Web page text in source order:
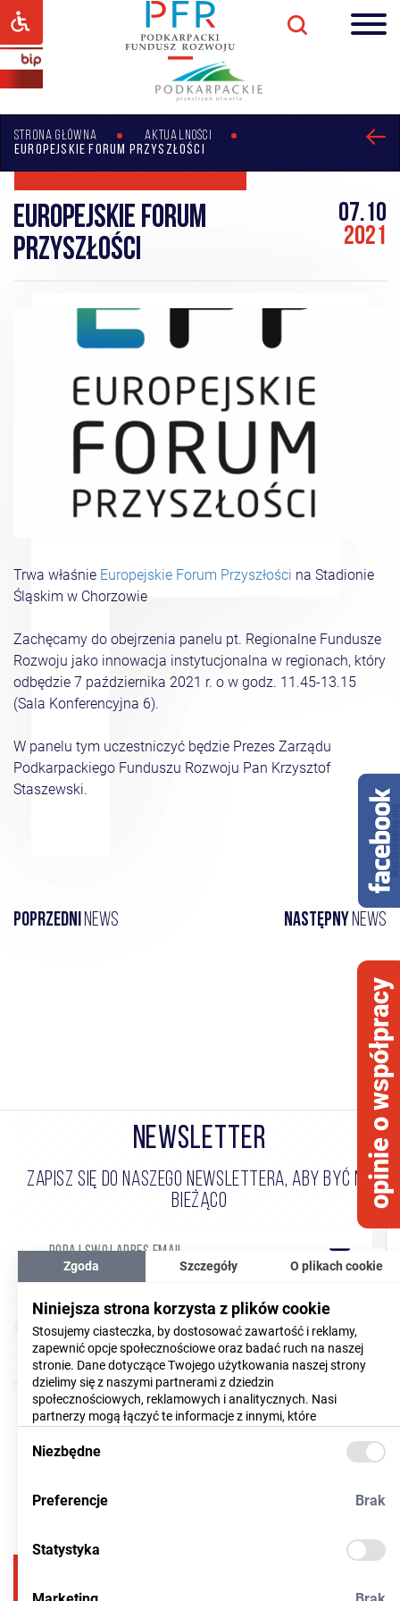
STRONA GŁÓWNA
AKTUALNOŚCI
EUROPEJSKIE FORUM PRZYSZŁOŚCI
Europejskie Forum
Przyszłości
07.10
2021
Trwa właśnie Europejskie Forum Przyszłości na Stadionie
Śląskim w Chorzowie
Zachęcamy do obejrzenia panelu pt. Regionalne Fundusze
Rozwoju jako innowacja instytucjonalna w regionach, który
odbędzie 7 października 2021 r. o w godz. 11.45-13.15
(Sala Konferencyjna 6).
W panelu tym uczestniczyć będzie Prezes Zarządu
Podkarpackiego Funduszu Rozwoju Pan Krzysztof
Staszewski.
Poprzedninews Następny news
NEWSLETTER
ZAPISZ SIĘ DO NASZEGO NEWSLETTERA, ABY BYĆ NA
BIEŻĄCO
Wyrażam zgodę na przetwarzanie moich danych
osobowych
(CZYTAJ WIĘCEJ)
Akceptujęregulaminnewslettera
opinie o współpracy
Zgoda Szczegóły O plikach cookie
Niniejsza strona korzysta z plików cookie
Stosujemy ciasteczka, by dostosować zawartość i reklamy,
zapewnić opcje społecznościowe oraz badać ruch na naszej
stronie. Dane dotyczące Twojego użytkowania naszej strony
dzielimy się z naszymi partnerami z dziedzin
społecznościowych, reklamowych i analitycznych. Nasi
partnerzy mogą łączyć te informacje z innymi, które
usług. Więcej informacji znajdziesz
Niezbędne
Preferencje Brak
Statystyka